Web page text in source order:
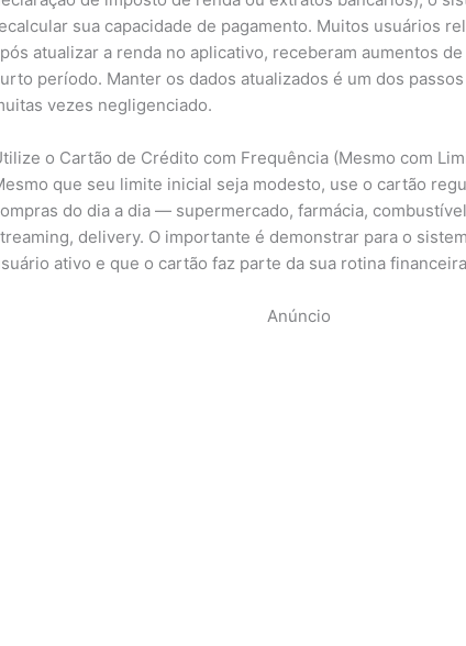
sua capacidade de pagamento. Muitos usuários
atualizar a renda no aplicativo, receberam aumentos
período. Manter os dados atualizados é um dos
vezes negligenciado.
o Cartão de Crédito com Frequência (Mesmo com
que seu limite inicial seja modesto, use o cartão
do dia a dia — supermercado, farmácia,
delivery. O importante é demonstrar para o
ativo e que o cartão faz parte da sua rotina
Anúncio